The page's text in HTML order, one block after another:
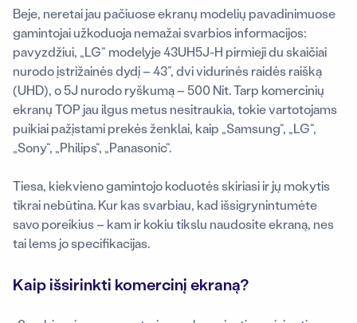
Beje, neretai jau pačiuose ekranų modelių pavadinimuose
gamintojai užkoduoja nemažai svarbios informacijos:
pavyzdžiui, „LG“ modelyje 43UH5J-H pirmieji du skaičiai
nurodo įstrižainės dydį – 43”, dvi vidurinės raidės raišką
(UHD), o 5J nurodo ryškumą – 500 Nit. Tarp komercinių
ekranų TOP jau ilgus metus nesitraukia, tokie vartotojams
puikiai pažįstami prekės ženklai, kaip „Samsung“, „LG“,
„Sony“, „Philips“, „Panasonic“.
Tiesa, kiekvieno gamintojo koduotės skiriasi ir jų mokytis
tikrai nebūtina. Kur kas svarbiau, kad išsigrynintumėte
savo poreikius – kam ir kokiu tikslu naudosite ekraną, nes
tai lems jo specifikacijas.
Kaip išsirinkti komercinį ekraną?